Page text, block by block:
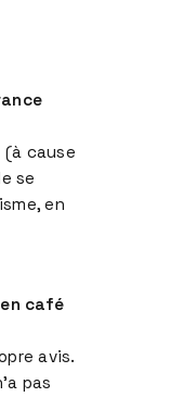
(à cause
se
en
café
avis.
pas